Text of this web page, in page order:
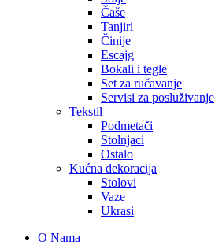
Čaše
Tanjiri
Činije
Escajg
Bokali i tegle
Set za ručavanje
Servisi za posluživanje
Tekstil
Podmetači
Stolnjaci
Ostalo
Kućna dekoracija
Stolovi
Vaze
Ukrasi
O Nama